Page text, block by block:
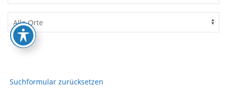
Suchformular zurücksetzen